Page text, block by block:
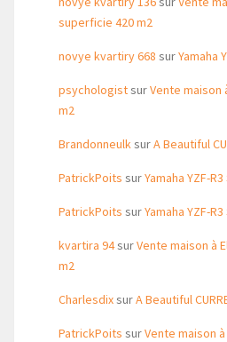
superficie 420 m2
novye kvartiry 668 surYamaha
psychologistsurVente maison
m2
BrandonneulksurA Beautiful
PatrickPoits surYamaha YZF-
PatrickPoits surYamaha YZF-
kvartira 94surVente maison à
m2
CharlesdixsurA Beautiful
PatrickPoits surVente maison